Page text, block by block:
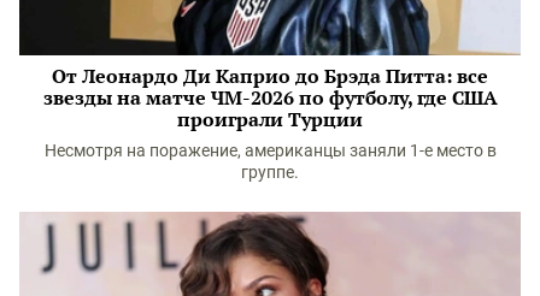
От Леонардо Ди Каприо до Брэда Питта: все
звезды на матче ЧМ-2026 по футболу, где США
проиграли Турции
Несмотря на поражение, американцы заняли 1-е место в
группе.